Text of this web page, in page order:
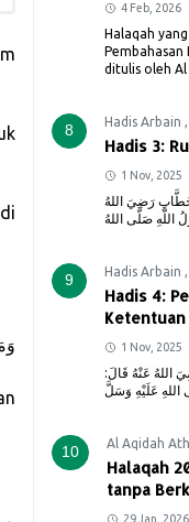
4 Feb, 2026
Halaqah
Pembahasan
ditulis oleh
8 Hadis Arbain ,
Hadis 3:
1 Nov, 2025
رَضِيَ اللهُ
9 Hadis Arbain ,
Hadis 4:
Ketentuan
1 Nov, 2025
اللهُ عَنْهُ قَالَ:
10 Al Aqidah
Halaqah
tanpa
29 Jan, 2026